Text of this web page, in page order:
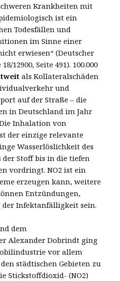
Krankheiten mit
ist ein
Todesfällen und
im Sinne einer
erwiesen“ (Deutscher
12900, Seite 491). 100.000
als Kollateralschäden
und
auf der Straße – die
in Deutschland im Jahr
Inhalation von
der einzige relevante
Wasserlöslichkeit des
der Stoff bis in die tiefen
vordringt. NO2 ist ein
erzeugen kann, weitere
Entzündungen,
Infektanfälligkeit sein.
dem
Alexander Dobrindt ging
vor allem
städtischen Gebieten zu
Stickstoffdioxid- (NO2)